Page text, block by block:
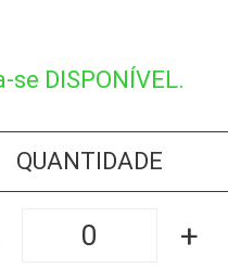
DISPONÍVEL.
QUANTIDADE
+